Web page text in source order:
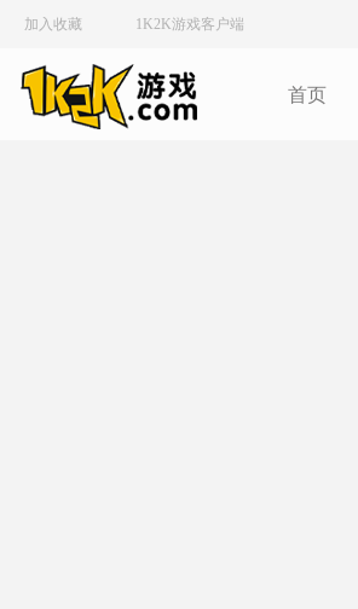
加入收藏 1K2K游戏客户端
首页